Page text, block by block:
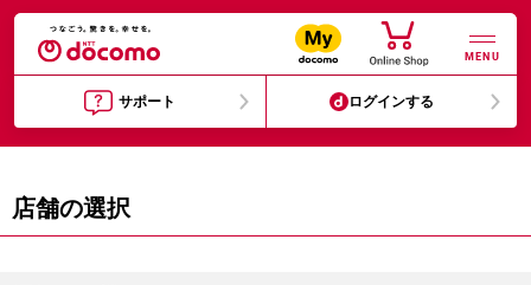
MENU
サポート ログインする
店舗の選択